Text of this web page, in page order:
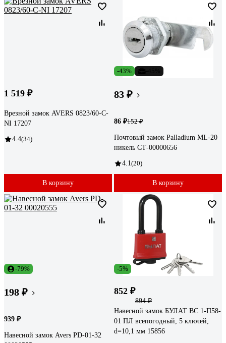
1 519 ₽
Врезной замок AVERS 0823/60-C-
NI 17207
4.4(34)
В корзину
-43%
83 ₽
86 ₽152 ₽
Почтовый замок Palladium ML-20
никель СТ-00000656
4.1 (20)
В корзину
-79%
198 ₽
939 ₽
Навесной замок Avers PD-01-32
-5%
852 ₽
894 ₽
Навесной замок БУЛАТ ВС 1-П58-
01 ПЛ всепогодный, 5 ключей,
d=10,1 мм 15856